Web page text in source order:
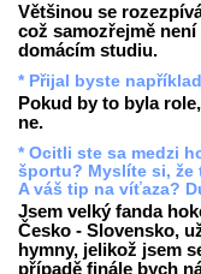
Většinou se
což samozřejmě
domácím studiu.
* Přijal byste
Pokud by to byla
ne.
* Ocitli ste sa medzi
športu? Myslíte si, že
A váš tip na víťaza?
Jsem velký fanda
Česko - Slovensko,
hymny, jelikož jsem
případě finále bych